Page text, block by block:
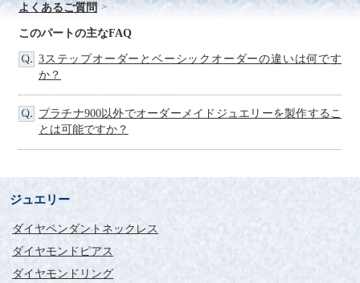
評価：
北海道 YT様
この度は丁寧かつ迅速な対応ありがとうございました。
婚約指輪を最初探し始めたとき、色々なお店を見たりして、大
変高額なものばかりで、正直、もう少し購入を遅らせようと考
えてました。
しかし、偶然ネットでFour-Csさんのことを知り購入を考えまし
Csさんの様々なフォーム、色々な方々のお客様の声を拝見し購
入を決めました。
婚約指輪婚約指輪が届き価格以上の物に、今は満足しておりま
す。
ダイヤモンドが目立ち、指
よくあるご質問
このパートの主なFAQ
3ステップオーダーとベーシックオーダーの違いは何です
か？
プラチナ900以外でオーダーメイドジュエリーを製作するこ
とは可能ですか？
ジュエリー
ダイヤペンダントネックレス
ダイヤモンドピアス
ダイヤモンドリング